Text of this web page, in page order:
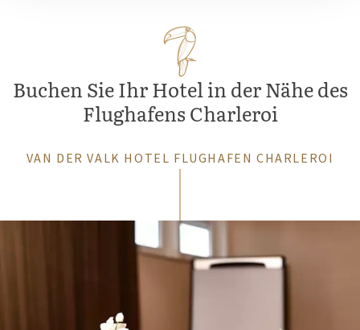
Buchen Sie Ihr Hotel in der Nähe des
Flughafens Charleroi
VAN DER VALK HOTEL FLUGHAFEN CHARLEROI